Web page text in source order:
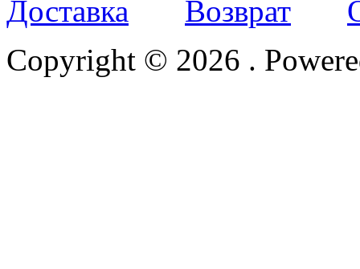
Доставка
Возврат
Copyright © 2026 .